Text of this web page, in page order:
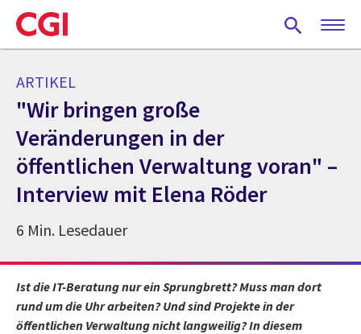
Skip
to
main
ARTIKEL
"Wir bringen große
Veränderungen in der
öffentlichen Verwaltung voran" –
Interview mit Elena Röder
6 Min. Lesedauer
Ist die IT-Beratung nur ein Sprungbrett? Muss man dort
rund um die Uhr arbeiten? Und sind Projekte in der
öffentlichen Verwaltung nicht langweilig? In diesem